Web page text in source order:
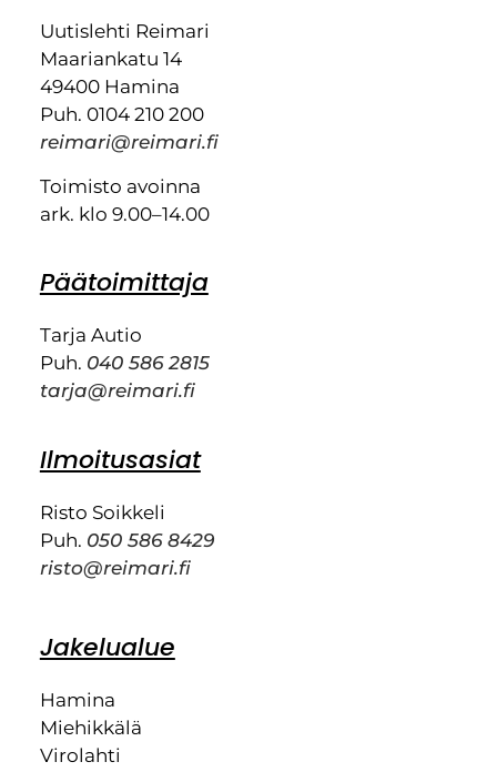
Uutislehti Reimari
Maariankatu 14
49400 Hamina
Puh. 0104 210 200
reimari@reimari.fi
Toimisto avoinna
ark. klo 9.00–14.00
Päätoimittaja
Tarja Autio
Puh. 040 586 2815
tarja@reimari.fi
Ilmoitusasiat
Risto Soikkeli
Puh. 050 586 8429
risto@reimari.fi
Jakelualue
Hamina
Miehikkälä
Virolahti